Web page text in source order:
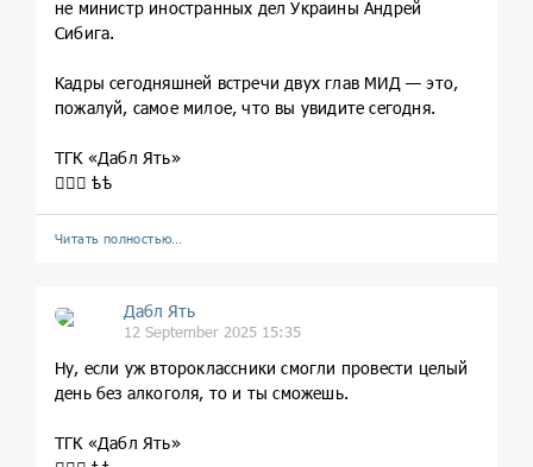
не министр иностранных дел Украины Андрей
Сибига.
Кадры сегодняшней встречи двух глав МИД — это,
пожалуй, самое милое, что вы увидите сегодня.
ТГК «Дабл Ять»
💁🏼‍♀️ ѣѣ
Читать полностью…
Дабл Ять
12 September 2025 15:35
Ну, если уж второклассники смогли провести целый
день без алкоголя, то и ты сможешь.
ТГК «Дабл Ять»